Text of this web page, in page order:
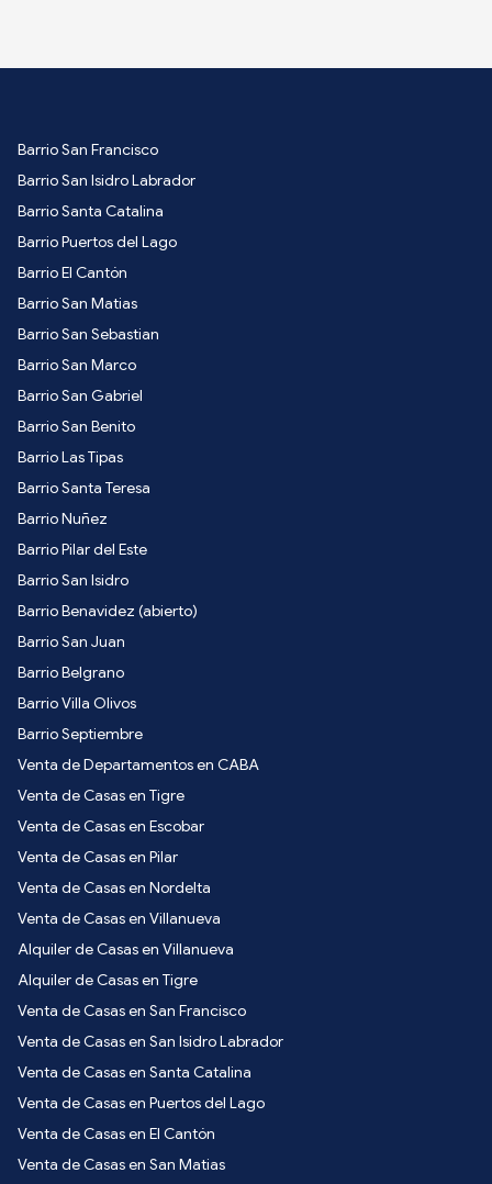
Barrio San Francisco
Barrio San Isidro Labrador
Barrio Santa Catalina
Barrio Puertos del Lago
Barrio El Cantón
Barrio San Matias
Barrio San Sebastian
Barrio San Marco
Barrio San Gabriel
Barrio San Benito
Barrio Las Tipas
Barrio Santa Teresa
Barrio Nuñez
Barrio Pilar del Este
Barrio San Isidro
Barrio Benavidez (abierto)
Barrio San Juan
Barrio Belgrano
Barrio Villa Olivos
Barrio Septiembre
Venta de Departamentos en CABA
Venta de Casas en Tigre
Venta de Casas en Escobar
Venta de Casas en Pilar
Venta de Casas en Nordelta
Venta de Casas en Villanueva
Alquiler de Casas en Villanueva
Alquiler de Casas en Tigre
Venta de Casas en San Francisco
Venta de Casas en San Isidro Labrador
Venta de Casas en Santa Catalina
Venta de Casas en Puertos del Lago
Venta de Casas en El Cantón
Venta de Casas en San Matias